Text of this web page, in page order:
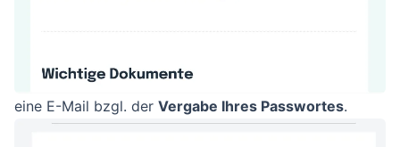
eine E-Mail bzgl. der Vergabe Ihres Passwortes.